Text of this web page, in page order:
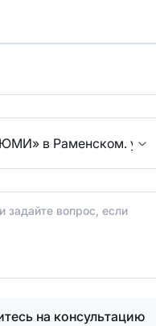
в Раменском. ул.
вопрос, если
на консультацию